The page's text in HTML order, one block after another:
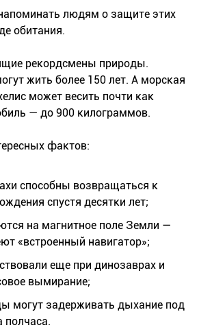
людям о защите этих
обитания.
рекордсмены природы.
жить более 150 лет. А морская
может весить почти как
— до 900 килограммов.
фактов:
способны возвращаться к
спустя десятки лет;
на магнитное поле Земли —
«встроенный навигатор»;
еще при динозаврах и
вымирание;
могут задерживать дыхание под
полчаса.